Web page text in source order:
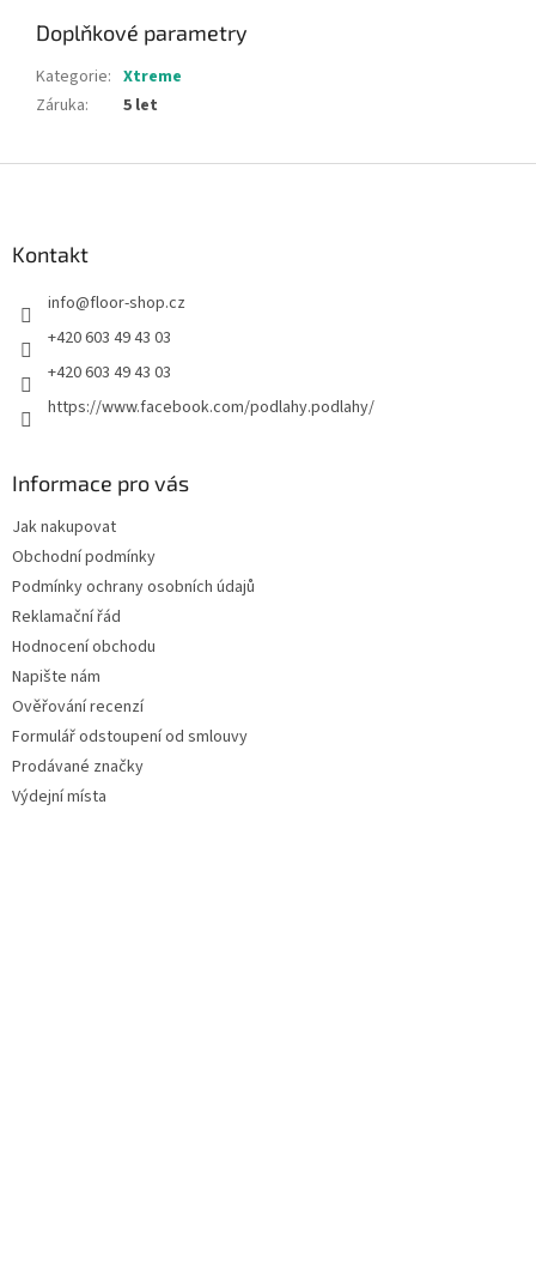
Doplňkové parametry
Kategorie: Xtreme
Záruka: 5 let
Kontakt
info@floor-shop.cz
+420 603 49 43 03
+420 603 49 43 03
https://www.facebook.com/podlahy.podlahy/
Informace pro vás
Jak nakupovat
Obchodní podmínky
Podmínky ochrany osobních údajů
Reklamační řád
Hodnocení obchodu
Napište nám
Ověřování recenzí
Formulář odstoupení od smlouvy
Prodávané značky
Výdejní místa